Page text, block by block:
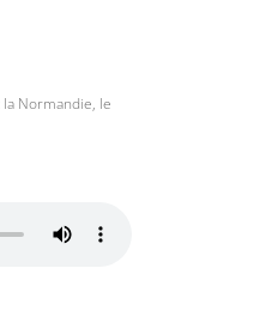
Normandie, le